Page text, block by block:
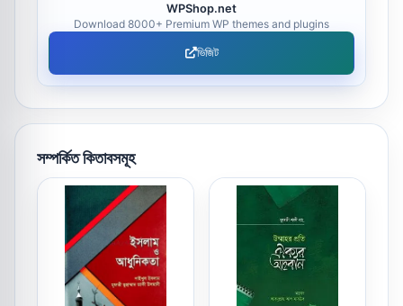
WPShop.net
Download 8000+ Premium WP themes and plugins
ভিজিট
সম্পর্কিত কিতাবসমূহ